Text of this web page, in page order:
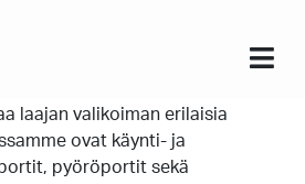
laajan valikoiman erilaisia
ovat käynti- ja
pyöröportit sekä